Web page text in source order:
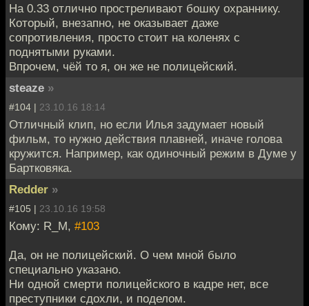
На 0.33 отлично простреливают бошку охраннику.
Который, внезапно, не оказывает даже
сопротивления, просто стоит на коленях с
поднятыми руками.
Впрочем, чёй то я, он же не полицейский.
steaze »
#104 | 23.10.16 18:14
Отличный клип, но если Илья задумает новый
фильм, то нужно действия плавней, иначе голова
кружится. Например, как одиночный режим в Думе у
Бартковяка.
Redder »
#105 | 23.10.16 19:58
Кому: R_M, #103
Да, он не полицейский. О чем мной было
специально указано.
Ни одной смерти полицейского в кадре нет, все
преступники сдохли, и поделом.